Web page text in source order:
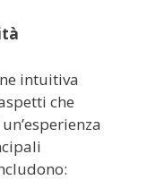
intuitiva
che